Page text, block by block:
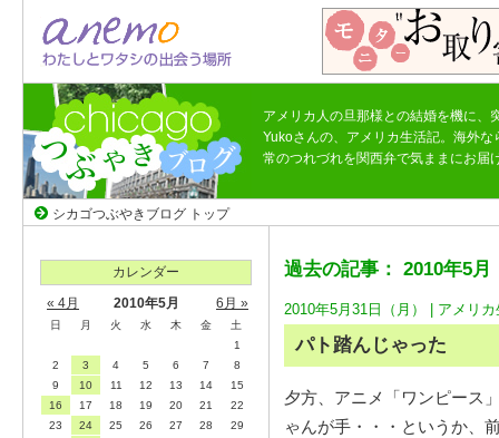
アメリカ人の旦那様との結婚を機に、
Yukoさんの、アメリカ生活記。海外
常のつれづれを関西弁で気ままにお届
シカゴつぶやきブログ トップ
過去の記事： 2010年5月
2010年5月31日（月） | アメリカ
パト踏んじゃった
夕方、アニメ「ワンピース
ゃんが手・・・というか、
カレンダー
« 4月
2010年5月 6月 »
日 月 火 水 木 金
土
1
2
3 4 5 6 7
8
9
10 11 12 13 14
15
16
17 18 19 20 21
22
23
24 25 26 27 28
29